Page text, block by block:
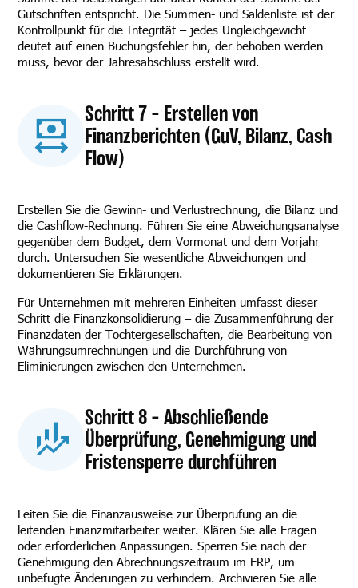
Gutschriften entspricht. Die Summen- und Saldenliste ist der
Kontrollpunkt für die Integrität – jedes Ungleichgewicht
deutet auf einen Buchungsfehler hin, der behoben werden
muss, bevor der Jahresabschluss erstellt wird.
Schritt 7 – Erstellen von
Finanzberichten (GuV, Bilanz, Cash
Flow)
Erstellen Sie die Gewinn- und Verlustrechnung, die Bilanz und
die Cashflow-Rechnung. Führen Sie eine Abweichungsanalyse
gegenüber dem Budget, dem Vormonat und dem Vorjahr
durch. Untersuchen Sie wesentliche Abweichungen und
dokumentieren Sie Erklärungen.
Für Unternehmen mit mehreren Einheiten umfasst dieser
Schritt die Finanzkonsolidierung – die Zusammenführung der
Finanzdaten der Tochtergesellschaften, die Bearbeitung von
Währungsumrechnungen und die Durchführung von
Eliminierungen zwischen den Unternehmen.
Schritt 8 – Abschließende
Überprüfung, Genehmigung und
Fristensperre durchführen
Leiten Sie die Finanzausweise zur Überprüfung an die
leitenden Finanzmitarbeiter weiter. Klären Sie alle Fragen
oder erforderlichen Anpassungen. Sperren Sie nach der
Genehmigung den Abrechnungszeitraum im ERP, um
unbefugte Änderungen zu verhindern. Archivieren Sie alle